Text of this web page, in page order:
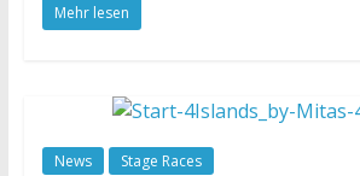
Mehr lesen
News Stage Races